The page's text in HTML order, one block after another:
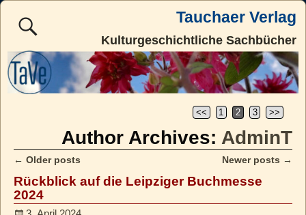
Tauchaer Verlag
Kulturgeschichtliche Sachbücher
<< 1 2 3 >>
Author Archives: AdminT
Post navigation
← Older posts Newer posts →
Rückblick auf die Leipziger Buchmesse
2024